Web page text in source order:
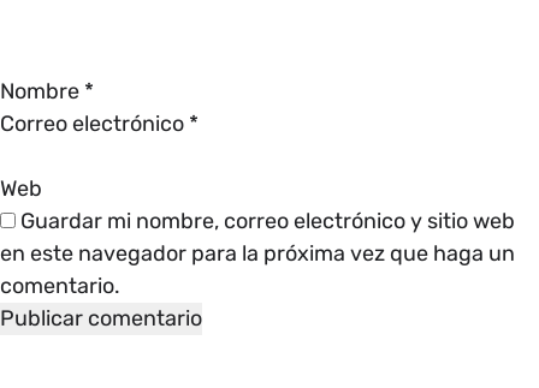
Nombre *
Correo electrónico *
Web
Guardar mi nombre, correo electrónico y sitio web
en este navegador para la próxima vez que haga un
comentario.